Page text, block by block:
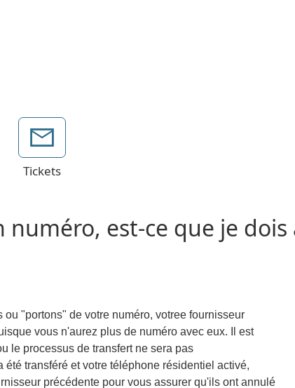
Tickets
numéro, est-ce que je
"portons" de votre numéro, votree fournisseur
vous n'aurez plus de numéro avec eux. Il est
le processus de transfert ne sera pas
transféré et votre téléphone résidentiel activé,
précédente pour vous assurer qu'ils ont annulé